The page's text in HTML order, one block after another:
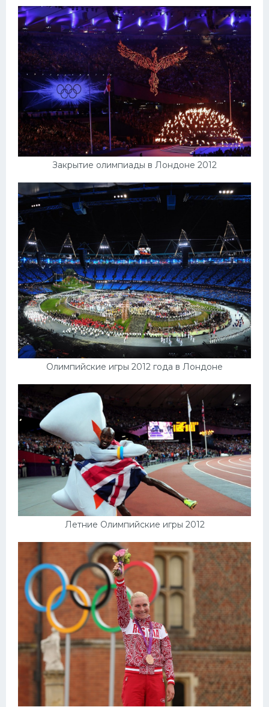
Закрытие олимпиады в Лондоне 2012
Олимпийские игры 2012 года в Лондоне
Летние Олимпийские игры 2012